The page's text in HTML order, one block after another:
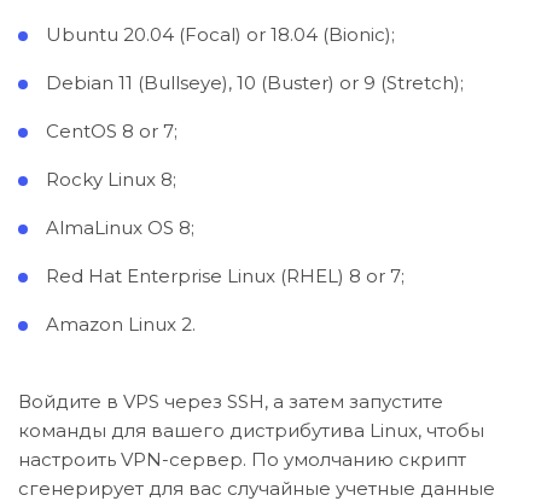
Ubuntu 20.04 (Focal) or 18.04 (Bionic);
Debian 11 (Bullseye), 10 (Buster) or 9 (Stretch);
CentOS 8 or 7;
Rocky Linux 8;
AlmaLinux OS 8;
Red Hat Enterprise Linux (RHEL) 8 or 7;
Amazon Linux 2.
Войдите в VPS через SSH, а затем запустите
команды для вашего дистрибутива Linux, чтобы
настроить VPN-сервер. По умолчанию скрипт
сгенерирует для вас случайные учетные данные